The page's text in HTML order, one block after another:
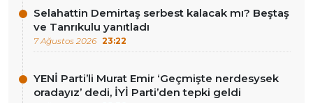
Selahattin Demirtaş serbest kalacak mı? Beştaş
ve Tanrıkulu yanıtladı
7 Ağustos 2026 23:22
YENİ Parti’li Murat Emir ‘Geçmişte nerdesysek
oradayız’ dedi, İYİ Parti’den tepki geldi